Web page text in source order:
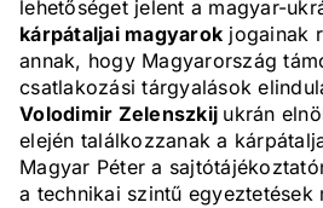
lehetőséget jelent a magyar-
kárpátaljai magyarok jogainak
annak, hogy Magyarország
csatlakozási tárgyalások
Volodimir Zelenszkij ukrán
elején találkozzanak a
Magyar Péter a
a technikai szintű egyeztetések